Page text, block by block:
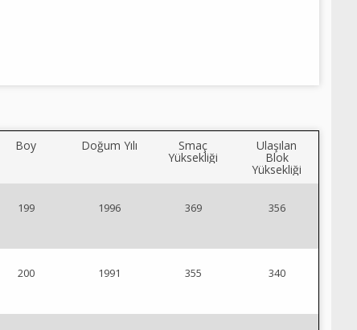
Boy Doğum Yılı Smaç
Yüksekliği
Ulaşılan
Blok
Yüksekliği
199 1996 369 356
200 1991 355 340